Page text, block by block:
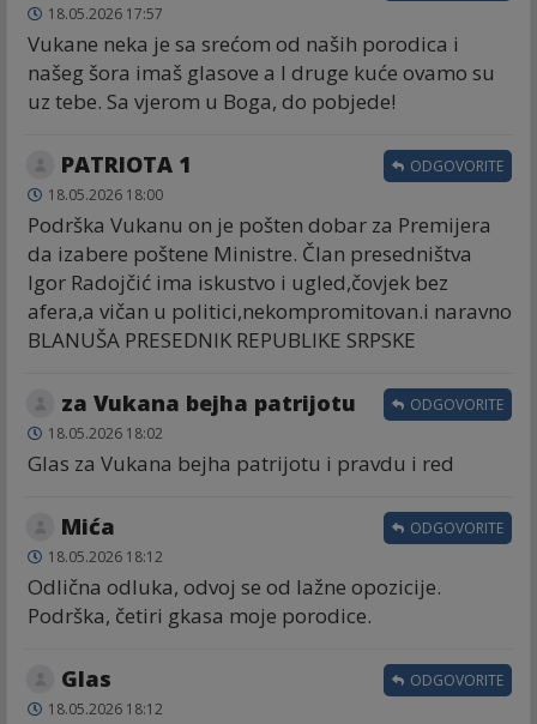
18.05.2026 17:57
Vukane neka je sa srećom od naših porodica i
našeg šora imaš glasove a I druge kuće ovamo su
uz tebe. Sa vjerom u Boga, do pobjede!
PATRIOTA 1
18.05.2026 18:00
Podrška Vukanu on je pošten dobar za Premijera
da izabere poštene Ministre. Član presedništva
Igor Radojčić ima iskustvo i ugled,čovjek bez
afera,a vičan u politici,nekompromitovan.i naravno
BLANUŠA PRESEDNIK REPUBLIKE SRPSKE
ODGOVORITE
za Vukana bejha patrijotu
18.05.2026 18:02
Glas za Vukana bejha patrijotu i pravdu i red
ODGOVORITE
Mića
18.05.2026 18:12
Odlična odluka, odvoj se od lažne opozicije.
Podrška, četiri gkasa moje porodice.
ODGOVORITE
Glas
18.05.2026 18:12
ODGOVORITE